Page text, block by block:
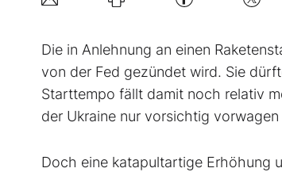
Die in Anlehnung an einen
von der Fed gezündet wird. Sie
Starttempo fällt damit noch relativ
der Ukraine nur vorsichtig
Doch eine katapultartige Erhöhung